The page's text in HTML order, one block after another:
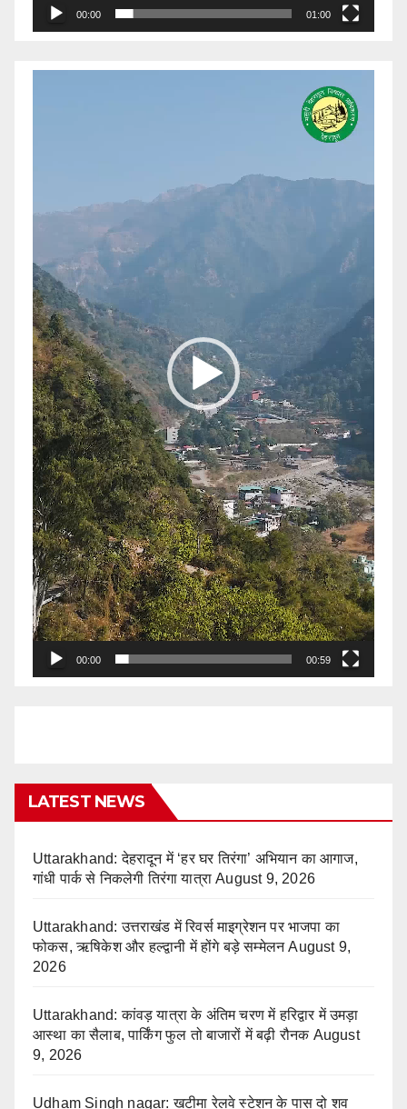
00:00 01:00
00:00 00:59
LATEST NEWS
Uttarakhand: देहरादून में ‘हर घर तिरंगा’ अभियान का आगाज,
गांधी पार्क से निकलेगी तिरंगा यात्रा August 9, 2026
Uttarakhand: उत्तराखंड में रिवर्स माइग्रेशन पर भाजपा का
फोकस, ऋषिकेश और हल्द्वानी में होंगे बड़े सम्मेलन August 9,
2026
Uttarakhand: कांवड़ यात्रा के अंतिम चरण में हरिद्वार में उमड़ा
आस्था का सैलाब, पार्किंग फुल तो बाजारों में बढ़ी रौनक August
9, 2026
Udham Singh nagar: खटीमा रेलवे स्टेशन के पास दो शव